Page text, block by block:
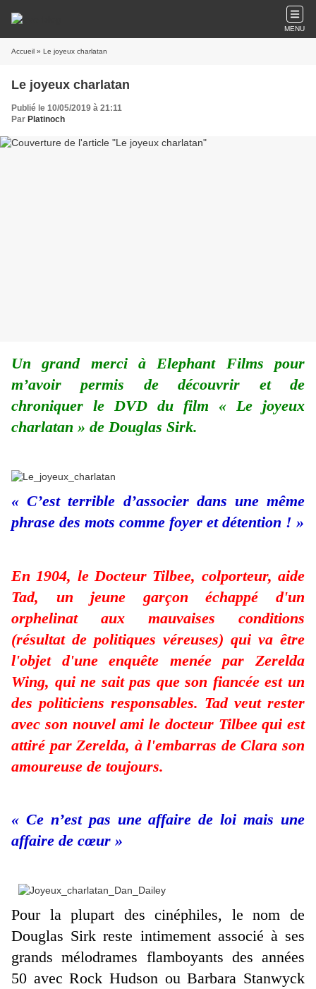
MENU
Accueil » Le joyeux charlatan
Le joyeux charlatan
Publié le 10/05/2019 à 21:11
Par Platinoch
Un grand merci à Elephant Films pour
m’avoir permis de découvrir et de
chroniquer le DVD du film « Le joyeux
charlatan » de Douglas Sirk.
« C’est terrible d’associer dans une même
phrase des mots comme foyer et détention ! »
En 1904, le Docteur Tilbee, colporteur, aide
Tad, un jeune garçon échappé d'un
orphelinat aux mauvaises conditions
(résultat de politiques véreuses) qui va être
l'objet d'une enquête menée par Zerelda
Wing, qui ne sait pas que son fiancée est un
des politiciens responsables. Tad veut rester
avec son nouvel ami le docteur Tilbee qui est
attiré par Zerelda, à l'embarras de Clara son
amoureuse de toujours.
« Ce n’est pas une affaire de loi mais une
affaire de cœur »
Pour la plupart des cinéphiles, le nom de
Douglas Sirk reste intimement associé à ses
grands mélodrames flamboyants des années
50 avec Rock Hudson ou Barbara Stanwyck